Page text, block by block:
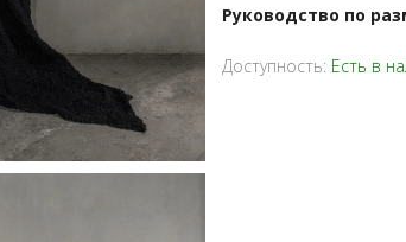
Руководство по
Доступность: Есть в